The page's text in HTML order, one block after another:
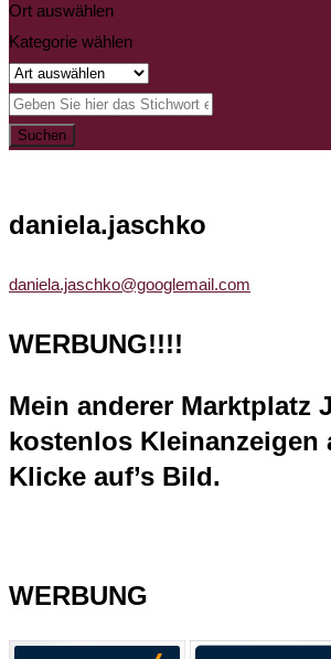
Ort auswählen
Kategorie wählen
Suchen
daniela.jaschko
daniela.jaschko@googlemail.com
WERBUNG!!!!
Mein anderer Marktplatz
kostenlos Kleinanzeigen
Klicke auf’s Bild.
WERBUNG